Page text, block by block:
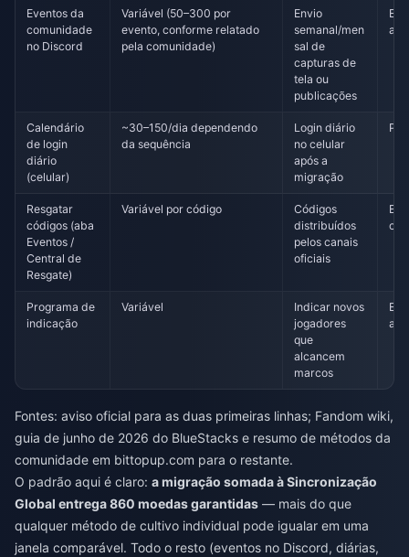
Eventos da
comunidade
no Discord
Variável (50–300 por
evento, conforme relatado
pela comunidade)
Envio
semanal/men
sal de
capturas de
tela ou
publicações
Em
Calendário
de login
diário
(celular)
~30–150/dia dependendo
da sequência
Login diário
no celular
após a
migração
Resgatar
códigos (aba
Eventos /
Central de
Resgate)
Variável por código
Códigos
distribuídos
pelos canais
oficiais
Programa de
indicação
Variável
Indicar novos
jogadores
que
alcancem
marcos
Em
Fontes: aviso oficial para as duas primeiras linhas; Fandom wiki,
guia de junho de 2026 do BlueStacks e resumo de métodos da
comunidade em bittopup.com para o restante.
O padrão aqui é claro: a migração somada à Sincronização
Global entrega 860 moedas garantidas — mais do que
qualquer método de cultivo individual pode igualar em uma
janela comparável. Todo o resto (eventos no Discord, diárias,